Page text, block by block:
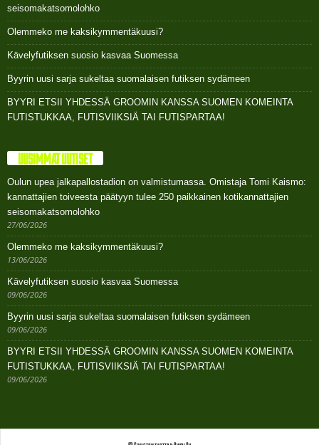
seisomakatsomolohko
Olemmeko me kaksikymmentäkuusi?
Kävelyfutiksen suosio kasvaa Suomessa
Byyrin uusi sarja sukeltaa suomalaisen futiksen sydämeen
BYYRI ETSII YHDESSÄ GROOMIN KANSSA SUOMEN KOMEINTA
FUTISTUKKAA, FUTISVIIKSIÄ TAI FUTISPARTAA!
UUSIMMAT UUTISET
Oulun upea jalkapallostadion on valmistumassa. Omistaja Tomi Kaismo:
kannattajien toiveesta päätyyn tulee 250 paikkainen kotikannattajien
seisomakatsomolohko
27/06/2026
Olemmeko me kaksikymmentäkuusi?
13/06/2026
Kävelyfutiksen suosio kasvaa Suomessa
09/06/2026
Byyrin uusi sarja sukeltaa suomalaisen futiksen sydämeen
09/06/2026
BYYRI ETSII YHDESSÄ GROOMIN KANSSA SUOMEN KOMEINTA
FUTISTUKKAA, FUTISVIIKSIÄ TAI FUTISPARTAA!
09/06/2026